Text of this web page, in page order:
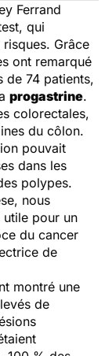
Ferrand
qui
Grâce
ont remarqué
de 74 patients,
progastrine.
colorectales,
du côlon.
pouvait
dans les
polypes.
nous
utile pour un
du cancer
de
montré une
de